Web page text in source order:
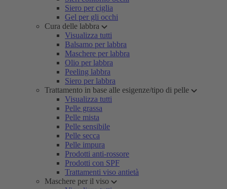
Siero per ciglia
Gel per gli occhi
Cura delle labbra
Visualizza tutti
Balsamo per labbra
Maschere per labbra
Olio per labbra
Peeling labbra
Siero per labbra
Trattamento in base alle esigenze/tipo di pelle
Visualizza tutti
Pelle grassa
Pelle mista
Pelle sensibile
Pelle secca
Pelle impura
Prodotti anti-rossore
Prodotti con SPF
Trattamenti viso antietà
Maschere per il viso